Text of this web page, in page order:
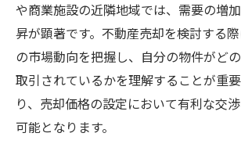
買い手の心理を理解する
交渉成立後の手続き
地域特性を活かした不動産売却価
践方法
宇都宮市の地域特性とその影響
や商業施設の近隣地域では、需要の増
昇が顕著です。不動産売却を検討する
の市場動向を把握し、自分の物件がど
取引されているかを理解することが重
り、売却価格の設定において有利な交
可能となります。